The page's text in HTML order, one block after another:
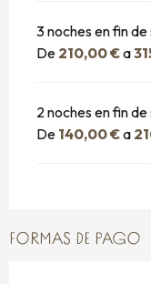
3 noches en fin
De 210,00 €a
2 noches en fin
De 140,00 €a
FORMAS DE PAGO